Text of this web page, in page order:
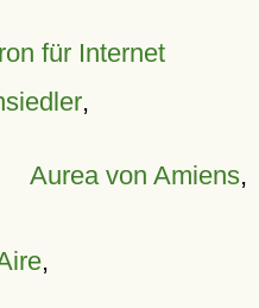
für Internet
,
Aurea von Amiens,
,